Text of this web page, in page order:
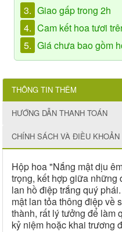
3. Giao gấp trong 2h
4. Cam kết hoa tươi
5. Giá chưa bao gồm
THÔNG TIN THÊM
HƯỚNG DẪN THANH TOÁN
CHÍNH SÁCH VÀ ĐIỀU KHOẢN
Hộp hoa "Nắng mật dịu
trọng, kết hợp giữa những
lan hồ điệp trắng quý
mật lan tỏa thông điệp về
thành, rất lý tưởng để làm
kỷ niệm hoặc khai trương